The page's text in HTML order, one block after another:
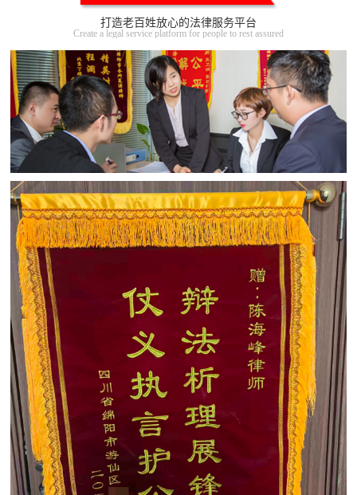
打造老百姓放心的法律服务平台
Create a legal service platform for people to rest assured